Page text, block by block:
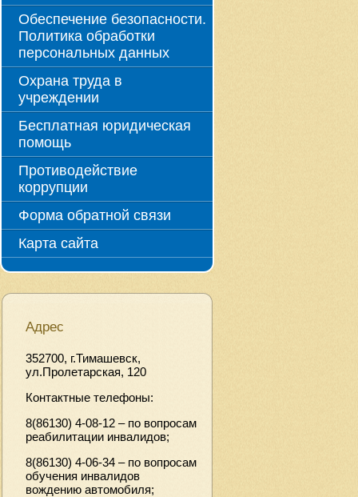
Обеспечение безопасности.
Политика обработки
персональных данных
Охрана труда в
учреждении
Бесплатная юридическая
помощь
Противодействие
коррупции
Форма обратной связи
Карта сайта
Адрес
352700, г.Тимашевск,
ул.Пролетарская, 120
Контактные телефоны:
8(86130) 4-08-12 – по вопросам
реабилитации инвалидов;
8(86130) 4-06-34 – по вопросам
обучения инвалидов
вождению автомобиля;